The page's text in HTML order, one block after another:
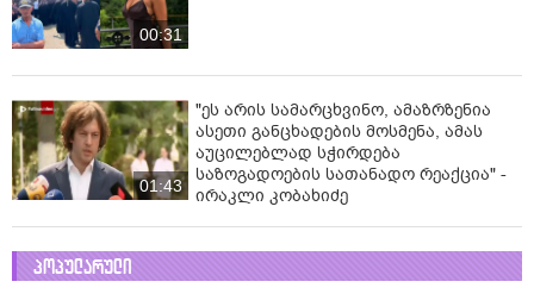
00:31
01:43
"ეს არის სამარცხვინო, ამაზრზენია
ასეთი განცხადების მოსმენა, ამას
აუცილებლად სჭირდება
საზოგადოების სათანადო რეაქცია" -
ირაკლი კობახიძე
პოპულარული